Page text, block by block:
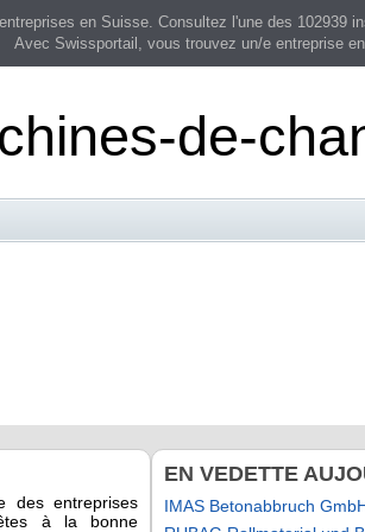
en Suisse. Consultez l'une des 102939
Avec Swissportail, vous trouvez un/e entreprise
de-
des entreprises
à la bonne
EN VEDETTE
IMAS Betonabbruch